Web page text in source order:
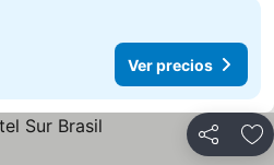
Ver precios
Compartir